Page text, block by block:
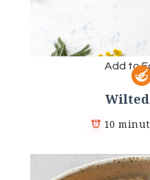
Add to
10